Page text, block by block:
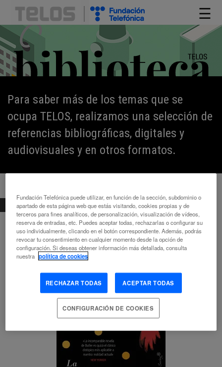
☰
Para saber más de los temas que se
ocupa TELOS, realizamos una selección de
referencias bibliográficas, digitales y
audiovisuales y en otros formatos.
BIBLIOTECA>LIBROS> LA PARÁBOLA DE...
Fundación Telefónica puede utilizar, en función de la sección, subdominio o
apartado de esta página web que estás visitando, cookies propias y de
terceros para fines analíticos, de personalización, visualización de vídeos,
reserva de entradas, etc. Puedes aceptar todas, rechazarlas o configurar su
uso individualmente, clicando en el botón correspondiente. Además, podrás
revocar tu consentimiento en cualquier momento desde la opción de
configuración. Si deseas obtener información más detallada, consulta
nuestra política de cookies
RECHAZAR TODAS ACEPTAR TODAS
CONFIGURACIÓN DE COOKIES